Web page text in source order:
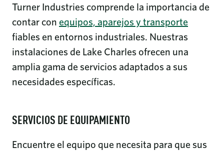
Turner Industries comprende la importancia de
contar con equipos, aparejos y transporte
fiables en entornos industriales. Nuestras
instalaciones de Lake Charles ofrecen una
amplia gama de servicios adaptados a sus
necesidades específicas.
SERVICIOS DE EQUIPAMIENTO
Encuentre el equipo que necesita para que sus